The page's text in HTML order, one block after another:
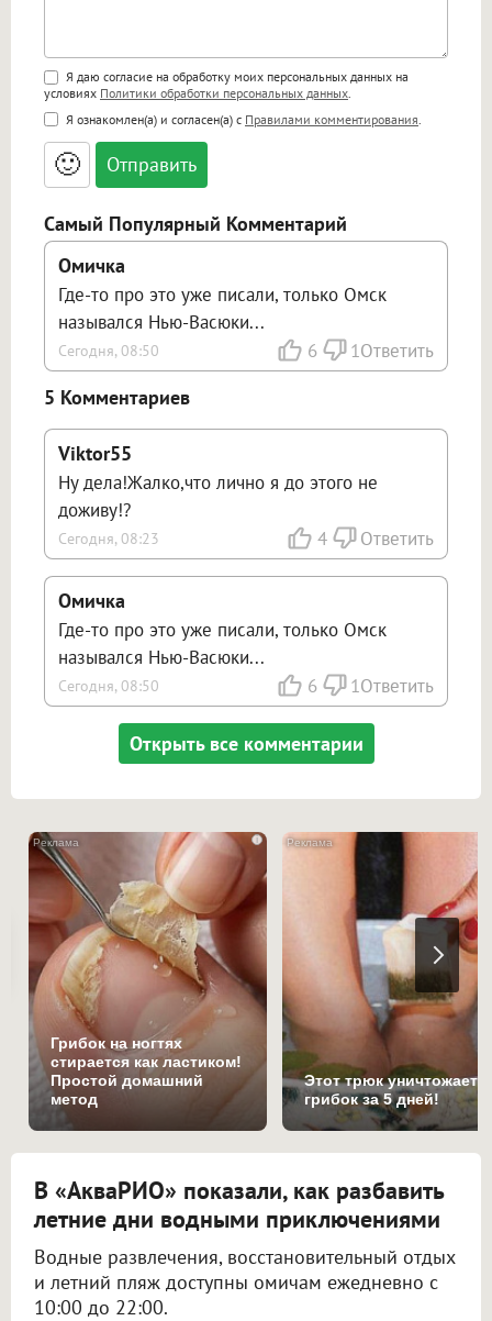
Поддержка HTML
<b>, <strong>, <u>, <i>, <em>, <s>, <big>,
<small>, <sup>, <sub>, <pre>, <ul>, <ol>, <li>,
<blockquote>, <code> экранирует HTML,
адреса URL автоматически становятся
ссылками, и [img]адрес[/img] будет
Я даю согласие на обработку моих персональных данных на
условиях Политики обработки персональных данных
Я ознакомлен(а) и согласен(а) с Правилами комментирования
🙂
Самый Популярный Комментарий
Омичка
Где-то про это уже писали, только Омск
назывался Нью-Васюки...
Сегодня, 08:50 6 1Ответить
5 Комментариев
Viktor55
Ну дела!Жалко,что лично я до этого не
доживу!?
Сегодня, 08:23 4 Ответить
Омичка
Где-то про это уже писали, только Омск
назывался Нью-Васюки...
Сегодня, 08:50 6 1Ответить
Открыть все комментарии
i
Грибок на ногтях
стирается как ластиком!
Простой домашний
метод
Этот трюк уничтожает
грибок за 5 дней!
В «АкваРИО» показали, как разбавить
летние дни водными приключениями
Водные развлечения, восстановительный отдых
и летний пляж доступны омичам ежедневно с
10:00 до 22:00.